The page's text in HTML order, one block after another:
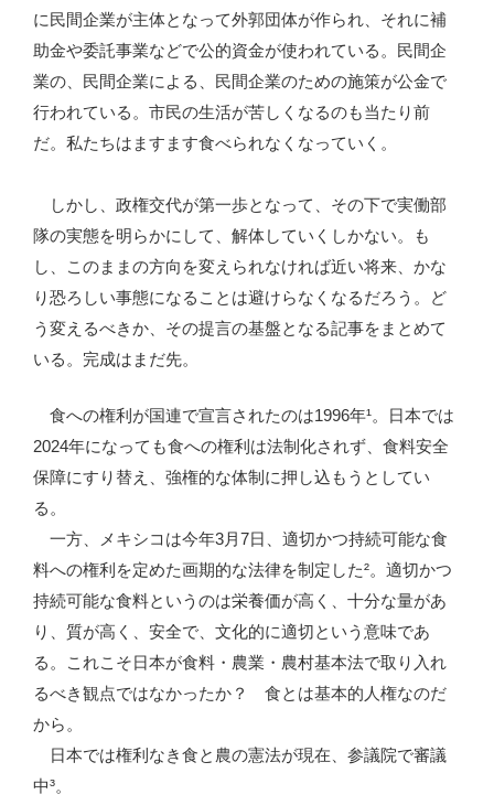
に民間企業が主体となって外郭団体が作られ、それに補
助金や委託事業などで公的資金が使われている。民間企
業の、民間企業による、民間企業のための施策が公金で
行われている。市民の生活が苦しくなるのも当たり前
だ。私たちはますます食べられなくなっていく。
しかし、政権交代が第一歩となって、その下で実働部
隊の実態を明らかにして、解体していくしかない。も
し、このままの方向を変えられなければ近い将来、かな
り恐ろしい事態になることは避けらなくなるだろう。ど
う変えるべきか、その提言の基盤となる記事をまとめて
いる。完成はまだ先。
食への権利が国連で宣言されたのは1996年¹。日本では
2024年になっても食への権利は法制化されず、食料安全
保障にすり替え、強権的な体制に押し込もうとしてい
る。
一方、メキシコは今年3月7日、適切かつ持続可能な食
料への権利を定めた画期的な法律を制定した²。適切かつ
持続可能な食料というのは栄養価が高く、十分な量があ
り、質が高く、安全で、文化的に適切という意味であ
る。これこそ日本が食料・農業・農村基本法で取り入れ
るべき観点ではなかったか？ 食とは基本的人権なのだ
から。
日本では権利なき食と農の憲法が現在、参議院で審議
中³。